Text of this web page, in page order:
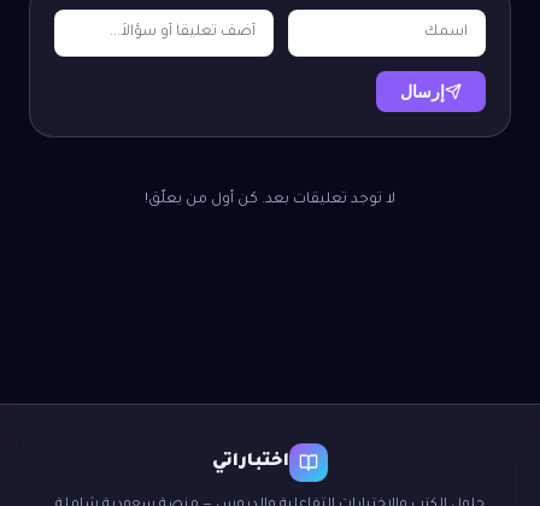
إرسال
لا توجد تعليقات بعد. كن أول من يعلّق!
اختباراتي